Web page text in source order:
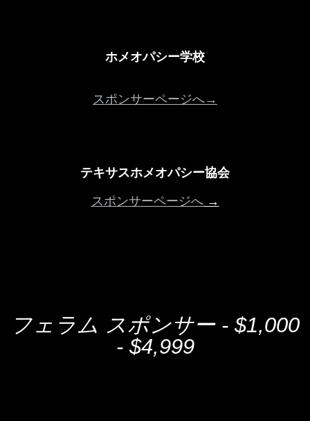
ホメオパシー学校
スポンサーページへ→
テキサスホメオパシー協会
スポンサーページへ→
フェラム スポンサー - $1,000
- $4,999